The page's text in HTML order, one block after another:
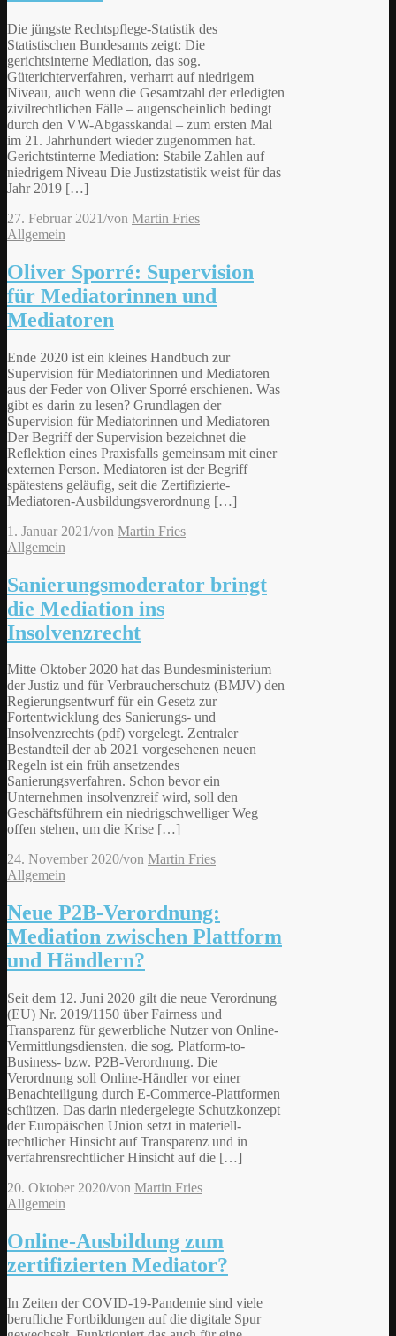
Die jüngste Rechtspflege-Statistik des
Statistischen Bundesamts zeigt: Die
gerichtsinterne Mediation, das sog.
Güterichterverfahren, verharrt auf niedrigem
Niveau, auch wenn die Gesamtzahl der erledigten
zivilrechtlichen Fälle – augenscheinlich bedingt
durch den VW-Abgasskandal – zum ersten Mal
im 21. Jahrhundert wieder zugenommen hat.
Gerichtstinterne Mediation: Stabile Zahlen auf
niedrigem Niveau Die Justizstatistik weist für das
Jahr 2019 […]
27. Februar 2021/von Martin Fries
Allgemein
Oliver Sporré: Supervision
für Mediatorinnen und
Mediatoren
Ende 2020 ist ein kleines Handbuch zur
Supervision für Mediatorinnen und Mediatoren
aus der Feder von Oliver Sporré erschienen. Was
gibt es darin zu lesen? Grundlagen der
Supervision für Mediatorinnen und Mediatoren
Der Begriff der Supervision bezeichnet die
Reflektion eines Praxisfalls gemeinsam mit einer
externen Person. Mediatoren ist der Begriff
spätestens geläufig, seit die Zertifizierte-
Mediatoren-Ausbildungsverordnung […]
1. Januar 2021/von Martin Fries
Allgemein
Sanierungsmoderator bringt
die Mediation ins
Insolvenzrecht
Mitte Oktober 2020 hat das Bundesministerium
der Justiz und für Verbraucherschutz (BMJV) den
Regierungsentwurf für ein Gesetz zur
Fortentwicklung des Sanierungs- und
Insolvenzrechts (pdf) vorgelegt. Zentraler
Bestandteil der ab 2021 vorgesehenen neuen
Regeln ist ein früh ansetzendes
Sanierungsverfahren. Schon bevor ein
Unternehmen insolvenzreif wird, soll den
Geschäftsführern ein niedrigschwelliger Weg
offen stehen, um die Krise […]
24. November 2020/von Martin Fries
Allgemein
Neue P2B-Verordnung:
Mediation zwischen Plattform
und Händlern?
Seit dem 12. Juni 2020 gilt die neue Verordnung
(EU) Nr. 2019/1150 über Fairness und
Transparenz für gewerbliche Nutzer von Online-
Vermittlungsdiensten, die sog. Platform-to-
Business- bzw. P2B-Verordnung. Die
Verordnung soll Online-Händler vor einer
Benachteiligung durch E-Commerce-Plattformen
schützen. Das darin niedergelegte Schutzkonzept
der Europäischen Union setzt in materiell-
rechtlicher Hinsicht auf Transparenz und in
verfahrensrechtlicher Hinsicht auf die […]
20. Oktober 2020/von Martin Fries
Allgemein
Online-Ausbildung zum
zertifizierten Mediator?
In Zeiten der COVID-19-Pandemie sind viele
berufliche Fortbildungen auf die digitale Spur